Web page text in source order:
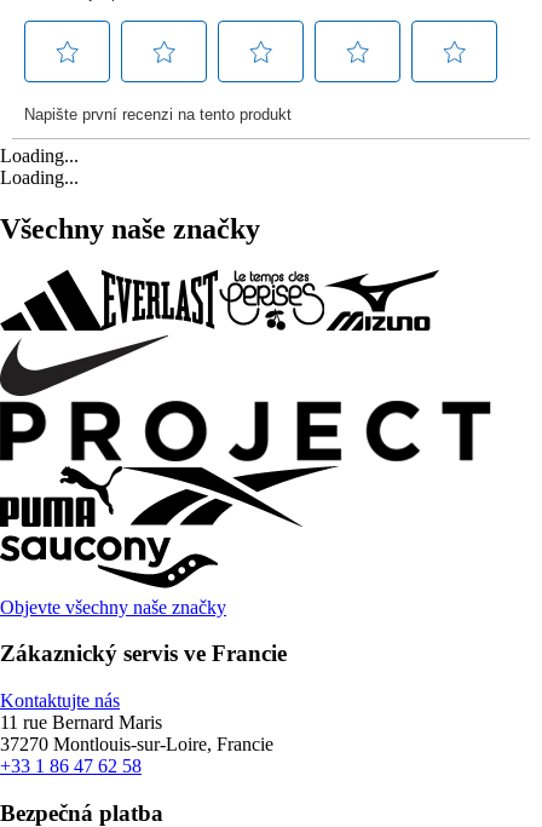
Loading...
Loading...
Všechny naše značky
Objevte všechny naše značky
Zákaznický servis ve Francie
Kontaktujte nás
11 rue Bernard Maris
37270 Montlouis-sur-Loire, Francie
+33 1 86 47 62 58
Bezpečná platba